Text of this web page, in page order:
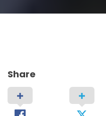
Share